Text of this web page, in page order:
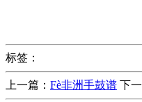
标签：
上一篇： Fè非洲手鼓谱 下一